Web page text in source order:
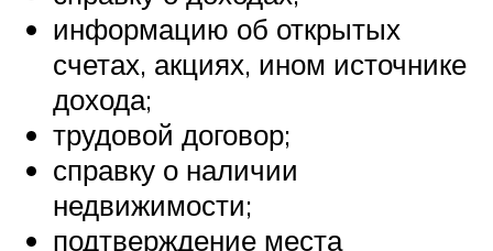
информацию об открытых
счетах, акциях, ином источнике
дохода;
трудовой договор;
справку о наличии
недвижимости;
подтверждение места